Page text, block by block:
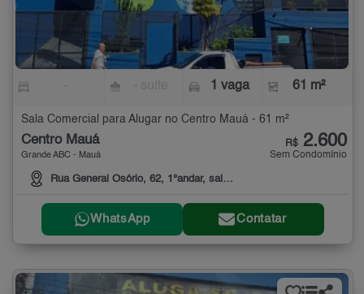
1 vaga 61 m²
Sala Comercial para Alugar no Centro Mauá - 61 m²
Centro Mauá
Grande ABC - Mauá
Rua General Osório, 62, 1°andar, sala 12
R$ 2.600
Sem Condomínio
WhatsApp Contatar